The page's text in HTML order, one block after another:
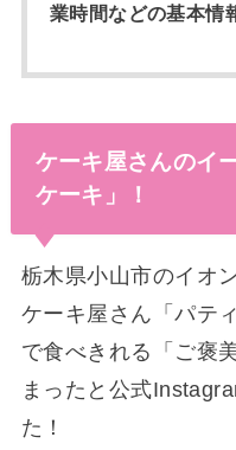
業時間などの基本情
ケーキ屋さんのイ
ケーキ」！
栃木県小山市のイオ
ケーキ屋さん「パテ
で食べきれる「ご褒
まったと公式
た！